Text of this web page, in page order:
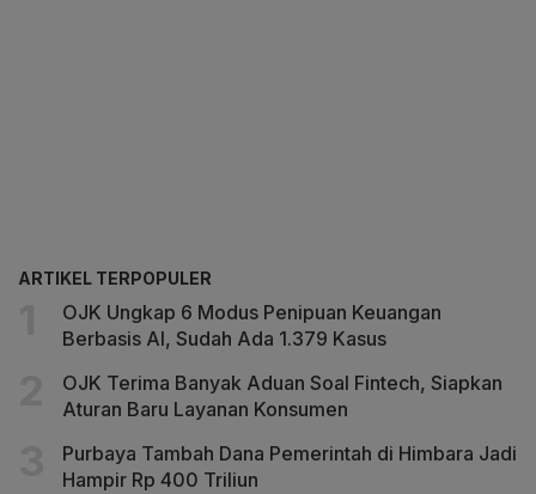
ARTIKEL TERPOPULER
OJK Ungkap 6 Modus Penipuan Keuangan
Berbasis AI, Sudah Ada 1.379 Kasus
OJK Terima Banyak Aduan Soal Fintech, Siapkan
Aturan Baru Layanan Konsumen
Purbaya Tambah Dana Pemerintah di Himbara Jadi
Hampir Rp 400 Triliun